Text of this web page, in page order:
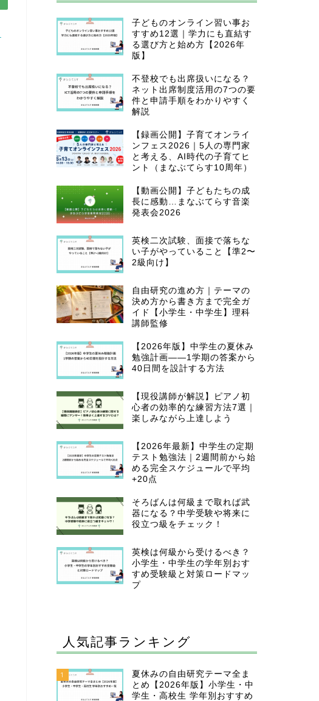
子どものオンライン習い事お
すすめ12選｜学力にも直結す
る選び方と始め方【2026年
版】
不登校でも出席扱いになる？
ネット出席制度活用の7つの要
件と申請手順をわかりやすく
解説
【録画公開】子育てオンライ
ンフェス2026｜5人の専門家
と考える、AI時代の子育てヒ
ント（まなぶてらす10周年）
【動画公開】子どもたちの成
長に感動…まなぶてらす音楽
発表会2026
英検二次試験、面接で落ちな
い子がやっていること【準2〜
2級向け】
自由研究の進め方｜テーマの
決め方から書き方まで完全ガ
イド【小学生・中学生】理科
講師監修
【2026年版】中学生の夏休み
勉強計画——1学期の答案から
40日間を設計する方法
【現役講師が解説】ピアノ初
心者の効率的な練習方法7選｜
楽しみながら上達しよう
【2026年最新】中学生の定期
テスト勉強法｜2週間前から始
める完全スケジュールで平均
+20点
そろばんは何級まで取れば武
器になる？中学受験や将来に
役立つ級をチェック！
英検は何級から受けるべき？
小学生・中学生の学年別おす
すめ受験級と対策ロードマッ
プ
人気記事ランキング
1
夏休みの自由研究テーマ全ま
とめ【2026年版】小学生・中
学生・高校生 学年別おすすめ